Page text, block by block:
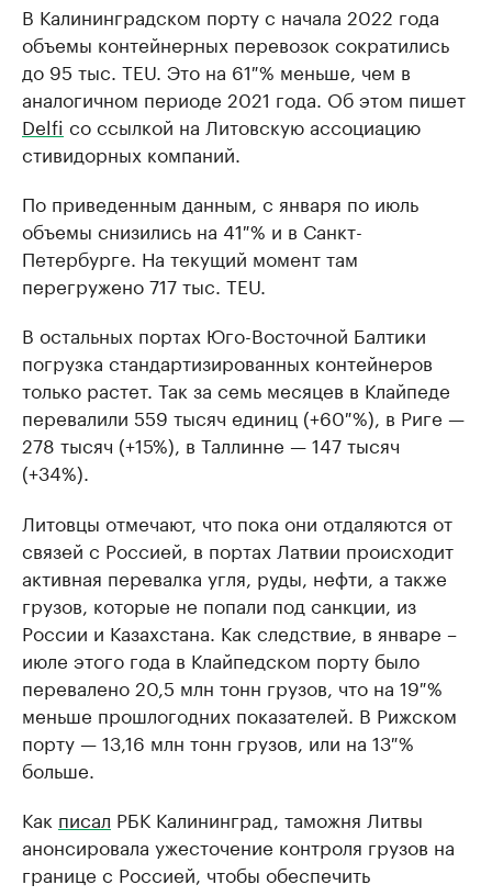
В Калининградском порту с начала 2022 года
объемы контейнерных перевозок сократились
до 95 тыс. TEU. Это на 61 % меньше, чем в
аналогичном периоде 2021 года. Об этом пишет
Delfi со ссылкой на Литовскую ассоциацию
стивидорных компаний.
По приведенным данным, с января по июль
объемы снизились на 41 % и в Санкт-
Петербурге. На текущий момент там
перегружено 717 тыс. TEU.
В остальных портах Юго-Восточной Балтики
погрузка стандартизированных контейнеров
только растет. Так за семь месяцев в Клайпеде
перевалили 559 тысяч единиц (+60 %), в Риге —
278 тысяч (+15%), в Таллинне — 147 тысяч
(+34%).
Литовцы отмечают, что пока они отдаляются от
связей с Россией, в портах Латвии происходит
активная перевалка угля, руды, нефти, а также
грузов, которые не попали под санкции, из
России и Казахстана. Как следствие, в январе –
июле этого года в Клайпедском порту было
перевалено 20,5 млн тонн грузов, что на 19 %
меньше прошлогодних показателей. В Рижском
порту — 13,16 млн тонн грузов, или на 13 %
больше.
Как писал РБК Калининград, таможня Литвы
анонсировала ужесточение контроля грузов на
границе с Россией, чтобы обеспечить